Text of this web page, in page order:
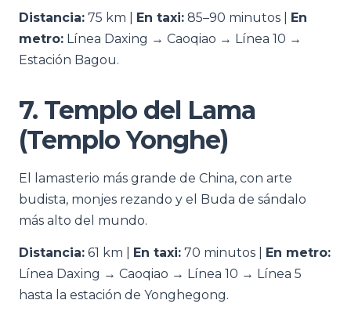
Distancia: 75 km | En taxi: 85–90 minutos | En
metro: Línea Daxing → Caoqiao → Línea 10 →
Estación Bagou.
7. Templo del Lama
(Templo Yonghe)
El lamasterio más grande de China, con arte
budista, monjes rezando y el Buda de sándalo
más alto del mundo.
Distancia: 61 km | En taxi: 70 minutos | En metro:
Línea Daxing → Caoqiao → Línea 10 → Línea 5
hasta la estación de Yonghegong.